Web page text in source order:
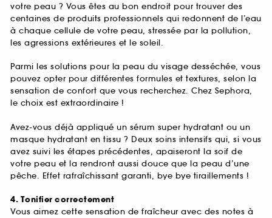
votre peau ? Vous êtes au bon endroit pour trouver des
centaines de produits professionnels qui redonnent de l’eau
à chaque cellule de votre peau, stressée par la pollution,
les agressions extérieures et le soleil.
Parmi les solutions pour la peau du visage desséchée, vous
pouvez opter pour différentes formules et textures, selon la
sensation de confort que vous recherchez. Chez Sephora,
le choix est extraordinaire !
Avez-vous déjà appliqué un sérum super hydratant ou un
masque hydratant en tissu ? Deux soins intensifs qui, si vous
avez suivi les étapes précédentes, apaiseront la soif de
votre peau et la rendront aussi douce que la peau d’une
pêche. Effet rafraîchissant garanti, bye bye tiraillements !
4. Tonifier correctement
Vous aimez cette sensation de fraîcheur avec des notes à